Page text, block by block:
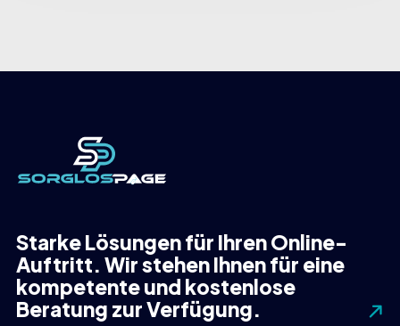
Starke Lösungen für Ihren Online-
Auftritt. Wir stehen Ihnen für eine
kompetente und kostenlose
Beratung zur Verfügung.